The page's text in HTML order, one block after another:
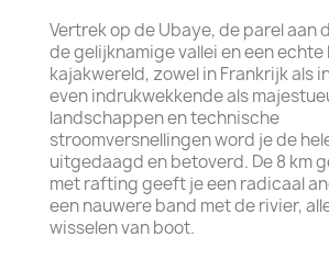
Vertrek op de Ubaye, de parel aan
de gelijknamige vallei en een
kajakwereld, zowel in Frankrijk als
even indrukwekkende als
landschappen en technische
stroomversnellingen word je de
uitgedaagd en betoverd. De 8 km
met rafting geeft je een radicaal
een nauwere band met de rivier,
wisselen van boot.